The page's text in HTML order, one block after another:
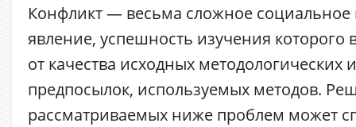
Конфликт — весьма сложное социальное
явление, успешность изучения которого
от качества исходных методологических
предпосылок, используемых методов.
рассматриваемых ниже проблем может